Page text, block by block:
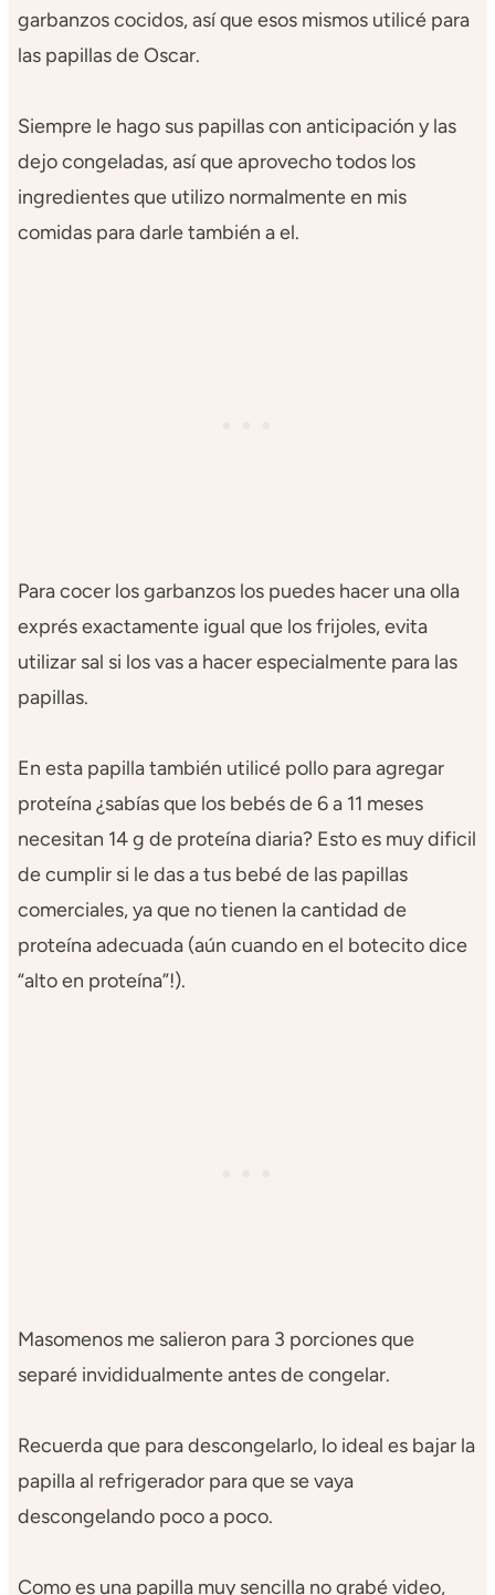
garbanzos cocidos, así que esos mismos utilicé para
las papillas de Oscar.
Siempre le hago sus papillas con anticipación y las
dejo congeladas, así que aprovecho todos los
ingredientes que utilizo normalmente en mis
comidas para darle también a el.
Para cocer los garbanzos los puedes hacer una olla
exprés exactamente igual que los frijoles, evita
utilizar sal si los vas a hacer especialmente para las
papillas.
En esta papilla también utilicé pollo para agregar
proteína ¿sabías que los bebés de 6 a 11 meses
necesitan 14 g de proteína diaria? Esto es muy dificil
de cumplir si le das a tus bebé de las papillas
comerciales, ya que no tienen la cantidad de
proteína adecuada (aún cuando en el botecito dice
“alto en proteína”!).
Masomenos me salieron para 3 porciones que
separé invididualmente antes de congelar.
Recuerda que para descongelarlo, lo ideal es bajar la
papilla al refrigerador para que se vaya
descongelando poco a poco.
Como es una papilla muy sencilla no grabé video,